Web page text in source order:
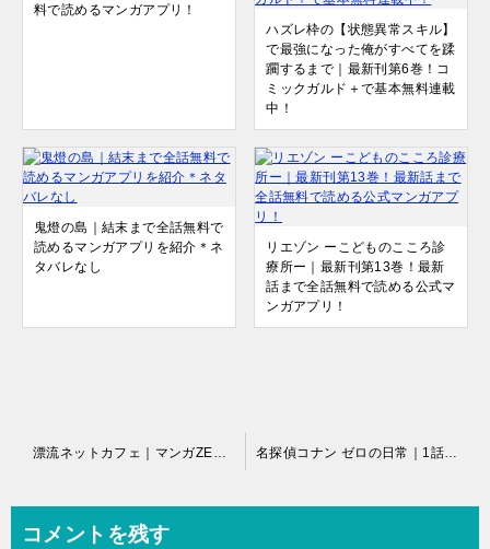
料で読めるマンガアプリ！
ハズレ枠の【状態異常スキル】
で最強になった俺がすべてを蹂
躙するまで｜最新刊第6巻！コ
ミックガルド＋で基本無料連載
中！
鬼燈の島｜結末まで全話無料で
読めるマンガアプリを紹介＊ネ
タバレなし
リエゾン ーこどものこころ診
療所ー｜最新刊第13巻！最新
話まで全話無料で読める公式マ
ンガアプリ！
コメントを残す